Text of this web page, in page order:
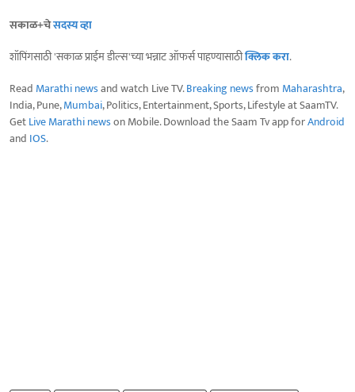
सकाळ+चेसदस्य व्हा
शॉपिंगसाठी 'सकाळ प्राईम डील्स'च्या भन्नाट ऑफर्स पाहण्यासाठीक्लिक करा.
Read Marathi newsand watch Live TV.Breaking newsfrom Maharashtra,
India, Pune,Mumbai, Politics, Entertainment, Sports, Lifestyle at SaamTV.
GetLive Marathi newson Mobile. Download the Saam Tv app forAndroid
and IOS.